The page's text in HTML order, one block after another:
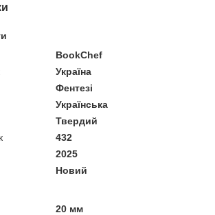
BookChef
Україна
Фентезі
Українська
Твердий
432
2025
Новий
20 мм